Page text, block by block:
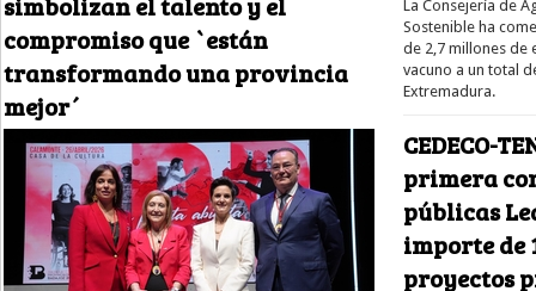
compromiso que `están
transformando una provincia
mejor´
La Consejería de
Sostenible ha
de 2,7 millones de
vacuno a un total
Extremadura.
CEDECO-
primera
públicas
importe de
proyectos